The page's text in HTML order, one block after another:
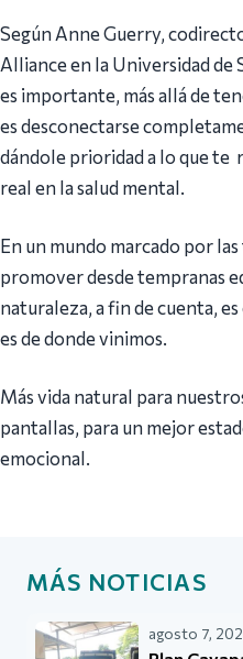
Según Anne Guerry,
Alliance en la Universidad de
es importante, más allá de
es desconectarse
dándole prioridad a lo que te
real en la salud mental.
En un mundo marcado por
promover desde tempranas
naturaleza, a fin de cuenta,
es de donde vinimos.
Más vida natural para
pantallas, para un mejor
emocional.
MÁS NOTICIAS
agosto 7,